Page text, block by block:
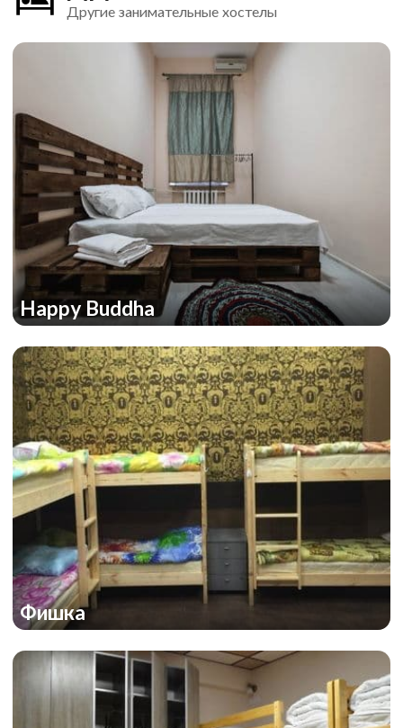
Другие занимательные хостелы
Happy Buddha
Фишка